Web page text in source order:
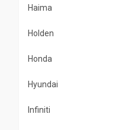
Haima
Holden
Honda
Hyundai
Infiniti